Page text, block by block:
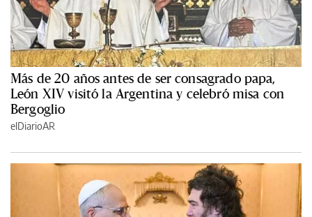
Más de 20 años antes de ser consagrado papa,
León XIV visitó la Argentina y celebró misa con
Bergoglio
elDiarioAR